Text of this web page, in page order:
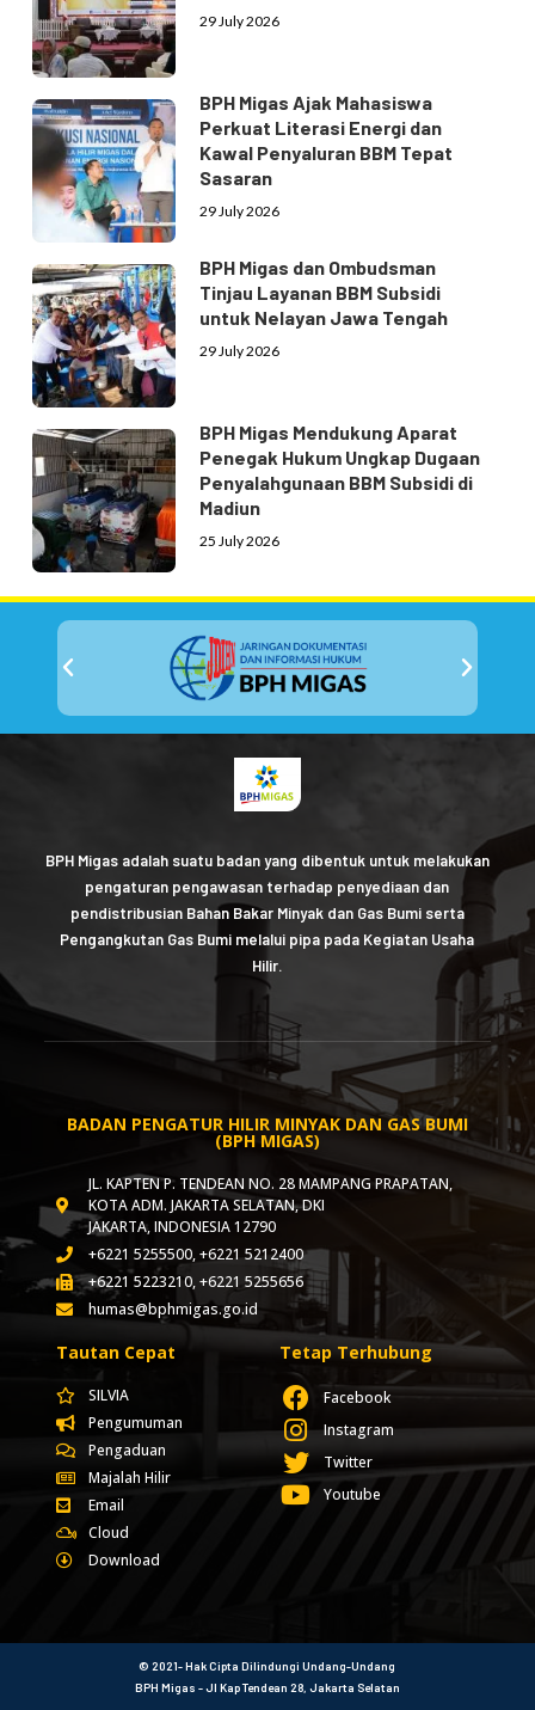
29 July 2026
BPH Migas Ajak Mahasiswa
Perkuat Literasi Energi dan
Kawal Penyaluran BBM Tepat
Sasaran
29 July 2026
BPH Migas dan Ombudsman
Tinjau Layanan BBM Subsidi
untuk Nelayan Jawa Tengah
29 July 2026
BPH Migas Mendukung Aparat
Penegak Hukum Ungkap Dugaan
Penyalahgunaan BBM Subsidi di
Madiun
25 July 2026
BPH Migas adalah suatu badan yang dibentuk untuk melakukan
pengaturan pengawasan terhadap penyediaan dan
pendistribusian Bahan Bakar Minyak dan Gas Bumi serta
Pengangkutan Gas Bumi melalui pipa pada Kegiatan Usaha
Hilir.
BADAN PENGATUR HILIR MINYAK DAN GAS BUMI
(BPH MIGAS)
JL. KAPTEN P. TENDEAN NO. 28 MAMPANG PRAPATAN,
KOTA ADM. JAKARTA SELATAN, DKI
JAKARTA, INDONESIA 12790
+6221 5255500, +6221 5212400
+6221 5223210, +6221 5255656
humas@bphmigas.go.id
Tautan Cepat
SILVIA
Pengumuman
Pengaduan
Majalah Hilir
Email
Cloud
Download
Tetap Terhubung
Facebook
Instagram
Twitter
Youtube
© 2021- Hak Cipta Dilindungi Undang-Undang
BPH Migas - Jl Kap Tendean 28, Jakarta Selatan